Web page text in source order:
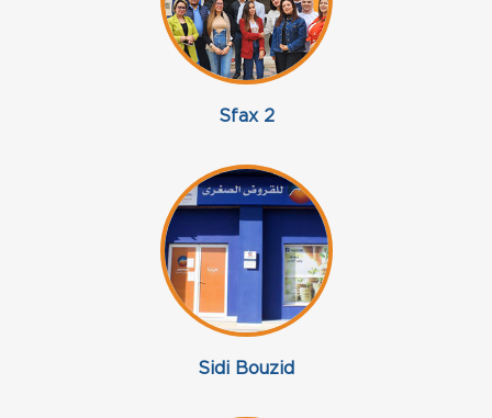
Sfax 2
Sidi Bouzid